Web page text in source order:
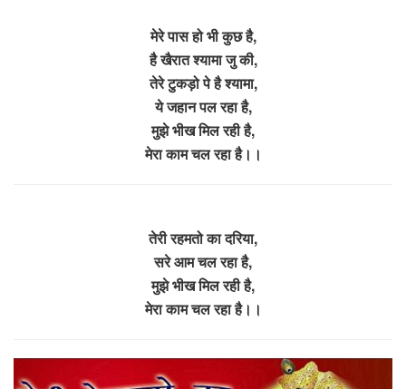
मेरे पास हो भी कुछ है,
है खैरात श्यामा जु की,
तेरे टुकड़ो पे है श्यामा,
ये जहान पल रहा है,
मुझे भीख मिल रही है,
मेरा काम चल रहा है।।
तेरी रहमतो का दरिया,
सरे आम चल रहा है,
मुझे भीख मिल रही है,
मेरा काम चल रहा है।।